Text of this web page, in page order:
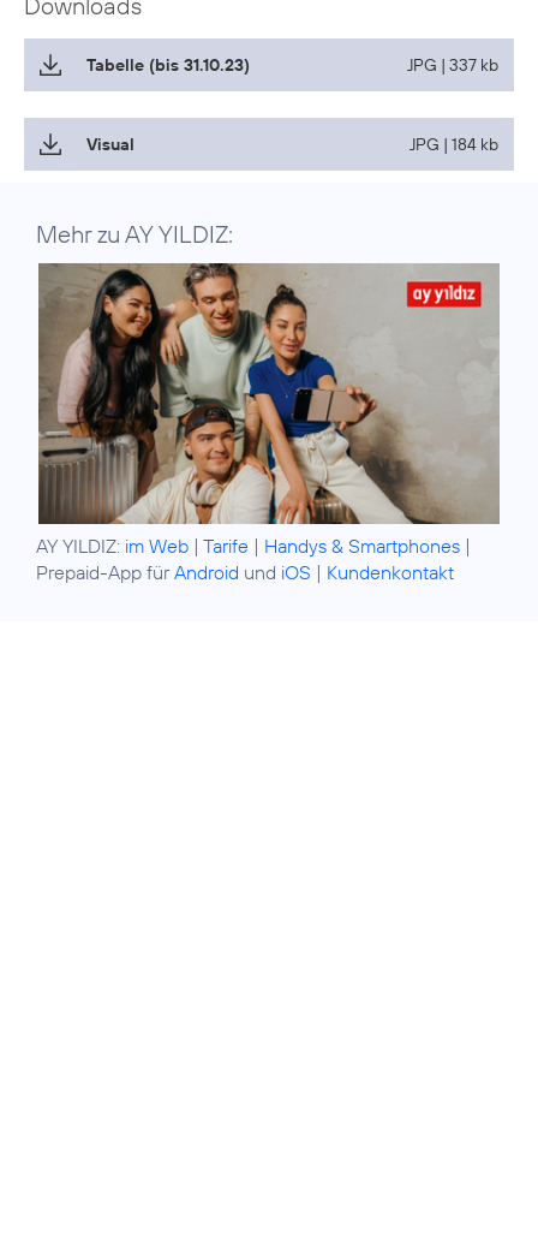
Tabelle (bis 31.10.23) JPG | 337 kb
Visual JPG | 184 kb
Mehr zu AY YILDIZ:
AY YILDIZ: im Web | Tarife | Handys & Smartphones |
Prepaid-App fürAndroid und iOS | Kundenkontakt